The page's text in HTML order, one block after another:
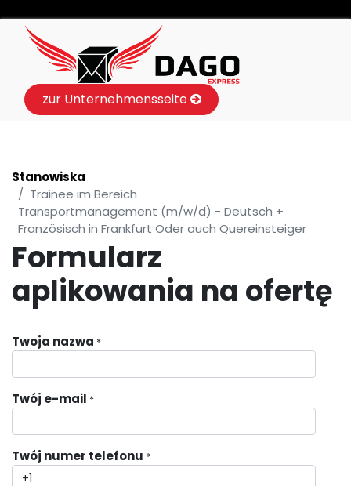
zur Unternehmensseite
Stanowiska
Trainee im Bereich
Transportmanagement (m/w/d) - Deutsch +
Französisch in Frankfurt Oder auch Quereinsteiger
Formularz
aplikowania na ofertę
Twoja nazwa *
Twój e-mail *
Twój numer telefonu *